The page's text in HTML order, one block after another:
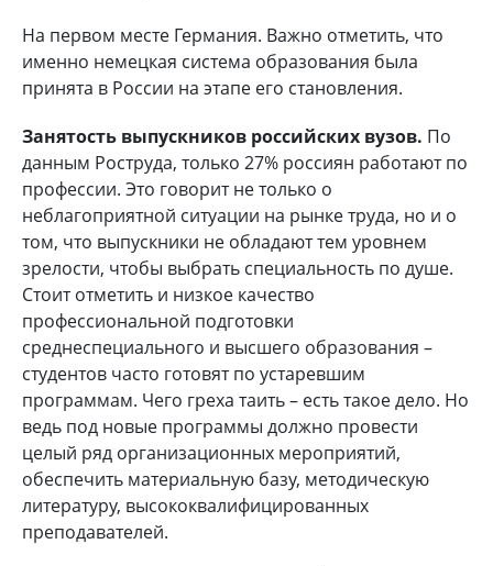
На первом месте Германия. Важно отметить, что
именно немецкая система образования была
принята в России на этапе его становления.
Занятость выпускников российских вузов. По
данным Роструда, только 27% россиян работают по
профессии. Это говорит не только о
неблагоприятной ситуации на рынке труда, но и о
том, что выпускники не обладают тем уровнем
зрелости, чтобы выбрать специальность по душе.
Стоит отметить и низкое качество
профессиональной подготовки
среднеспециального и высшего образования –
студентов часто готовят по устаревшим
программам. Чего греха таить – есть такое дело. Но
ведь под новые программы должно провести
целый ряд организационных мероприятий,
обеспечить материальную базу, методическую
литературу, высококвалифицированных
преподавателей.